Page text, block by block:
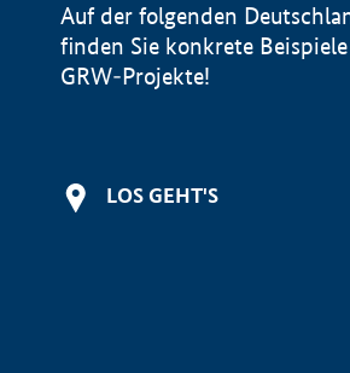
Auf der folgenden
finden Sie konkrete
GRW-Projekte!
LOS GEHT'S